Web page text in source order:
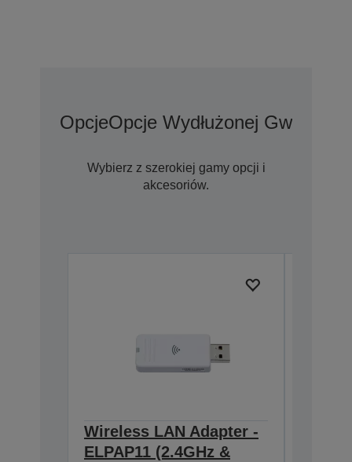
OpcjeOpcje Wydłużonej
Wybierz z szerokiej gamy opcji i
akcesoriów.
Wireless LAN Adapter -
ELPAP11 (2.4GHz &